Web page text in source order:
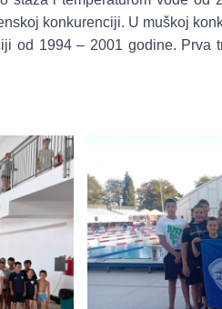
konkurenciji. U muškoj
od 1994 – 2001 godine. Prva